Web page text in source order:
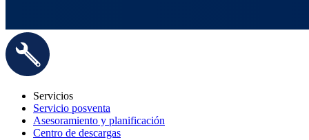
Servicios
Servicio posventa
Asesoramiento y planificación
Centro de descargas